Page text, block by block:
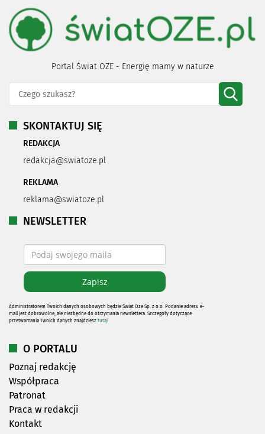
Portal Świat OZE - Energię mamy w naturze
SKONTAKTUJ SIĘ
REDAKCJA
redakcja@swiatoze.pl
REKLAMA
reklama@swiatoze.pl
NEWSLETTER
Administratorem Twoich danych osobowych będzie Świat Oze Sp. z o.o. Podanie adresu e-
mail jest dobrowolne, ale niezbędne do otrzymania newslettera. Szczegóły dotyczące
przetwarzania Twoich danych znajdziesz tutaj
O PORTALU
Poznaj redakcję
Współpraca
Patronat
Praca w redakcji
Kontakt